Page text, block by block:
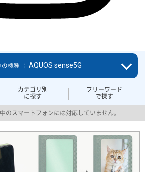
カテゴリ別
に探す
フリーワード
で探す
機種 ： AQUOS sense5G
のスマートフォンには対応していません。